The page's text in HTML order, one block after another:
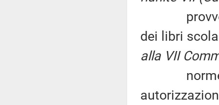
dei libri
alla VII
norme